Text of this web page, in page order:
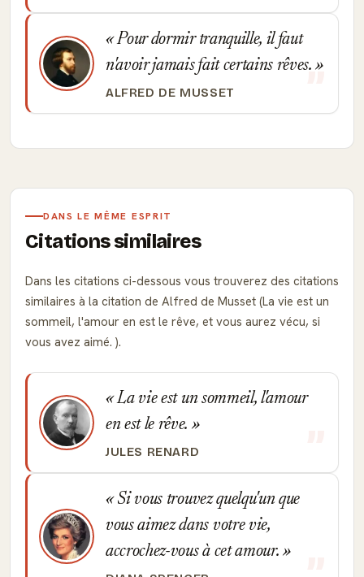
Pour dormir tranquille, il faut
n'avoir jamais fait certains rêves.
ALFRED DE MUSSET
DANS LE MÊME ESPRIT
Citations similaires
Dans les citations ci-dessous vous trouverez des citations
similaires à la citation de Alfred de Musset (La vie est un
sommeil, l'amour en est le rêve, et vous aurez vécu, si
vous avez aimé. ).
La vie est un sommeil, l'amour
en est le rêve.
JULES RENARD
Si vous trouvez quelqu'un que
vous aimez dans votre vie,
accrochez-vous à cet amour.